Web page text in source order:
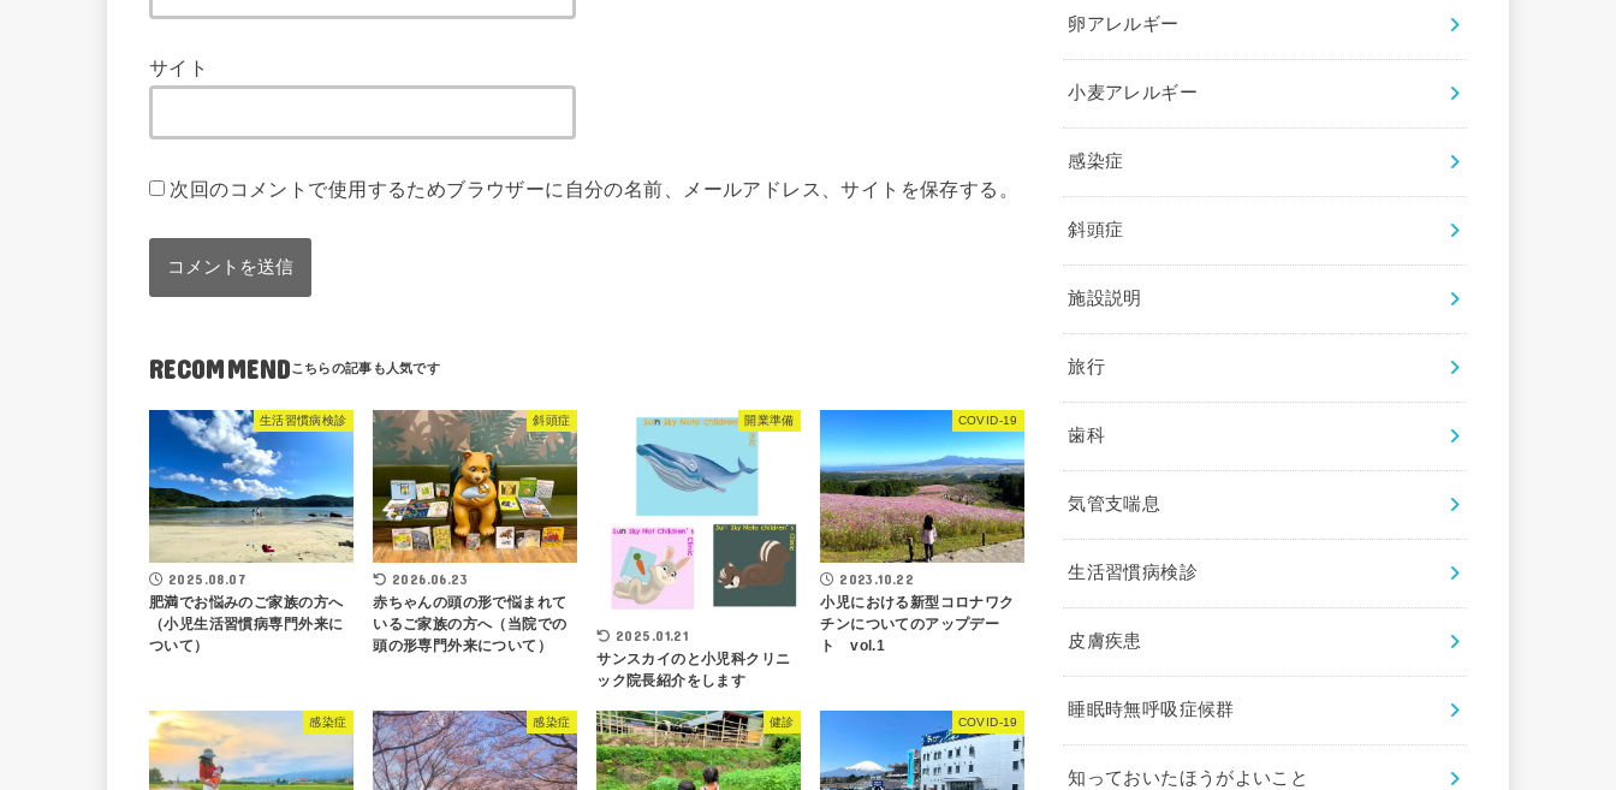
サイト
次回のコメントで使用するためブラウザーに自分の名前、メールアドレス、サイトを保存する。
RECOMMEND
生活習慣病検診
2025.08.07
肥満でお悩みのご家族の方へ
（小児生活習慣病専門外来に
ついて）
斜頭症
2026.06.23
赤ちゃんの頭の形で悩まれて
いるご家族の方へ（当院での
頭の形専門外来について）
開業準備
2025.01.21
サンスカイのと小児科クリニ
ック院長紹介をします
COVID-19
2023.10.22
小児における新型コロナワク
チンについてのアップデー
ト vol.1
感染症 感染症 健診 COVID-19
卵アレルギー
小麦アレルギー
感染症
斜頭症
施設説明
旅行
歯科
気管支喘息
生活習慣病検診
皮膚疾患
睡眠時無呼吸症候群
知っておいたほうがよいこと